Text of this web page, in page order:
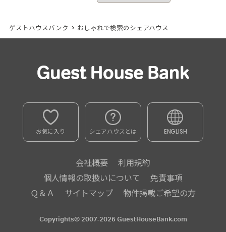
ゲストハウスバンク > おしゃれで検索のシェアハウス
お気に入り シェアハウスとは ENGLISH
会社概要
利用規約
個人情報の取扱いについて
免責事項
Ｑ＆Ａ
サイトマップ 物件掲載ご希望の方
Copyrights© 2007-2026 GuestHouseBank.com